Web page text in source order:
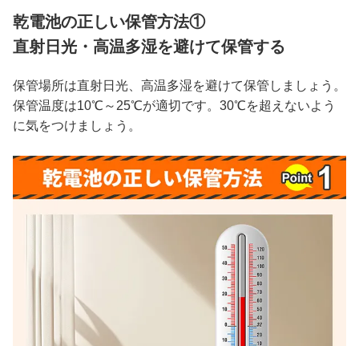
乾電池の正しい保管方法①
直射日光・高温多湿を避けて保管する
保管場所は直射日光、高温多湿を避けて保管しましょう。
保管温度は10℃～25℃が適切です。30℃を超えないよう
に気をつけましょう。